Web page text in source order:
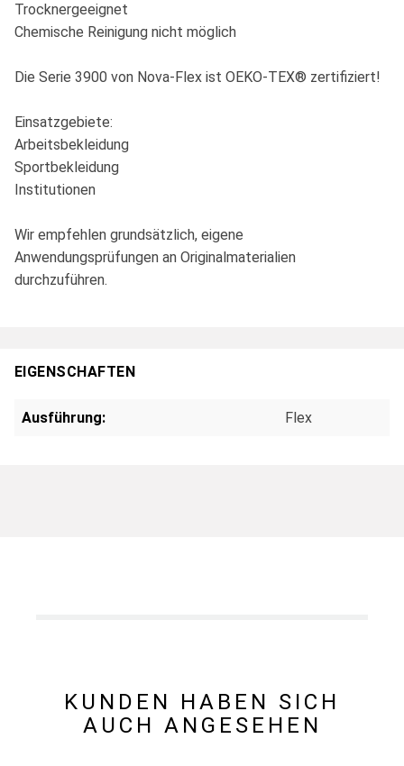
Trocknergeeignet
Chemische Reinigung nicht möglich
Die Serie 3900 von Nova-Flex ist OEKO-TEX® zertifiziert!
Einsatzgebiete:
Arbeitsbekleidung
Sportbekleidung
Institutionen
Wir empfehlen grundsätzlich, eigene
Anwendungsprüfungen an Originalmaterialien
durchzuführen.
EIGENSCHAFTEN
Ausführung: Flex
KUNDEN HABEN SICH
AUCH ANGESEHEN